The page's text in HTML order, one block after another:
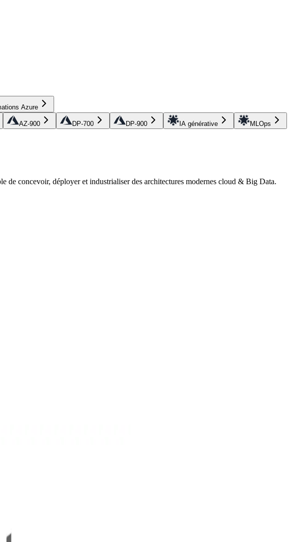
Azure
AZ-900 DP-700 DP-900 IA générative MLOps
de concevoir, déployer et industrialiser des architectures modernes cloud & Big Data.